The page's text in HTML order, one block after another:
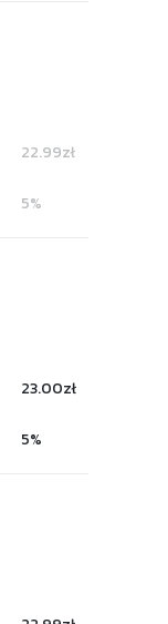
22.99zł
5%
23.00zł
5%